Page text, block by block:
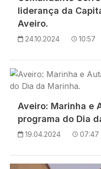
liderança da
Aveiro.
24.10.2024 10:57
Imagem
Aveiro: Marinha e
programa do Dia
19.04.2024 07:47